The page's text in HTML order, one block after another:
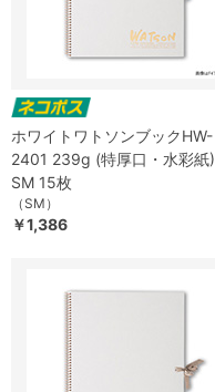
ホワイトワトソンブックHW-
2401 239g (特厚口・水彩紙)
SM 15枚
（SM）
￥1,386